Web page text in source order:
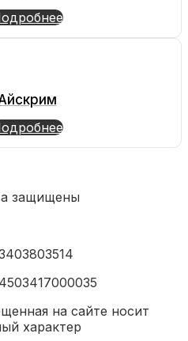
защищены
на сайте носит
характер